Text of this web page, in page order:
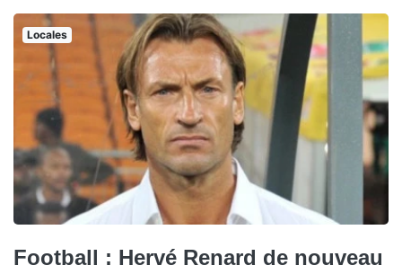
Locales
Football : Hervé Renard de nouveau